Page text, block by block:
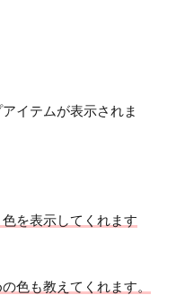
イテムが表示されま
を表示してくれます
色も教えてくれます。